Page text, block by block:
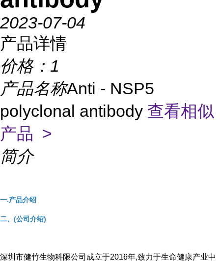
2023-07-04
产品详情
价格： 1
产品名称Anti - NSP5
polyclonal antibody 查看相似
产品 >
简介
一.产品介绍
二、(公司介绍)
深圳市健竹生物科限公司成立于2016年,致力于生命健康产业中